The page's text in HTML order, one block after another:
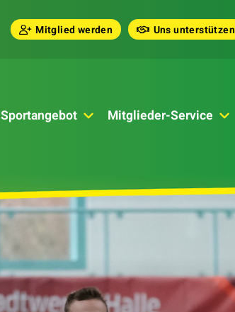
Mitglied werden Uns unterstützen
Sportangebot Mitglieder-Service